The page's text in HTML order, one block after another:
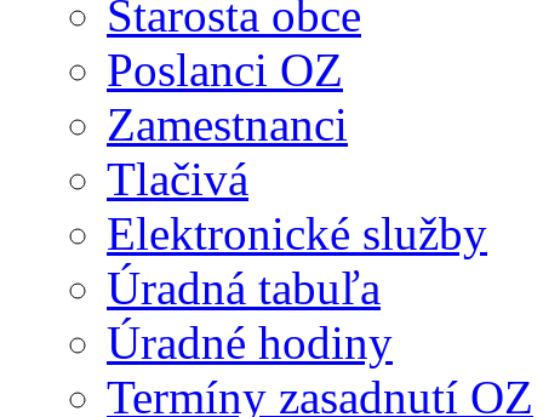
Starosta obce
Poslanci OZ
Zamestnanci
Tlačivá
Elektronické služby
Úradná tabuľa
Úradné hodiny
Termíny zasadnutí OZ